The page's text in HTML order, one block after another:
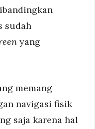
sudah
yang
memang
navigasi fisik
saja karena hal